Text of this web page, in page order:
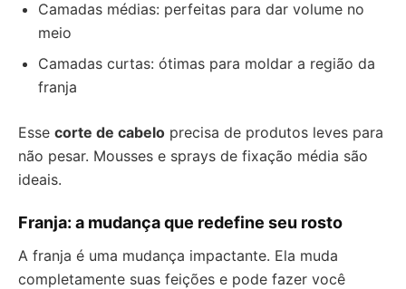
Camadas médias: perfeitas para dar volume no
meio
Camadas curtas: ótimas para moldar a região da
franja
Esse corte de cabelo precisa de produtos leves para
não pesar. Mousses e sprays de fixação média são
ideais.
Franja: a mudança que redefine seu rosto
A franja é uma mudança impactante. Ela muda
completamente suas feições e pode fazer você